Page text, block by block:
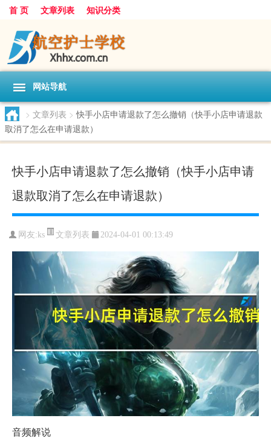
首 页 文章列表 知识分类
网站导航
> 文章列表 > 快手小店申请退款了怎么撤销（快手小店申请退款
取消了怎么在申请退款）
快手小店申请退款了怎么撤销（快手小店申请
退款取消了怎么在申请退款）
网友: ks 文章列表 2024-04-01 00:13:49
音频解说